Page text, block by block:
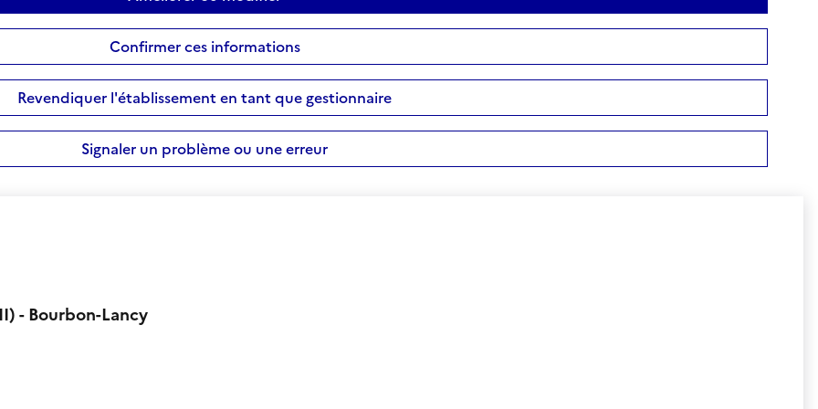
Confirmer ces informations
Revendiquer l'établissement en tant que gestionnaire
Signaler un problème ou une erreur
- Bourbon-Lancy